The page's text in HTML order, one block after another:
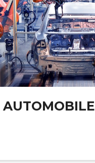
AUTOMOBILE